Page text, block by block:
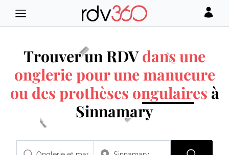
Trouver un RDVdans une
onglerie pour une manucure
ou des prothèses ongulaires à
Sinnamary